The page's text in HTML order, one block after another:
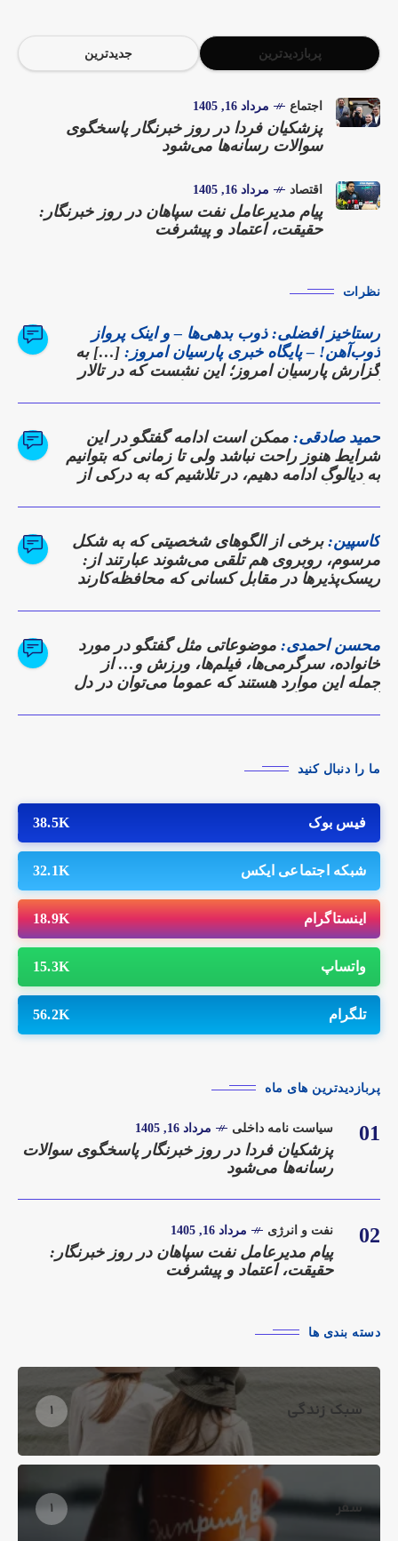
پربازدیدترین جدیدترین
اجتماع مرداد 16, 1405
پزشکیان فردا در روز خبرنگار پاسخگوی
سوالات رسانه‌ها می‌شود
اقتصاد مرداد 16, 1405
پیام مدیرعامل نفت سپاهان در روز خبرنگار:
حقیقت، اعتماد و پیشرفت
نظرات
رستاخیز افضلی: ذوب بدهی‌ها – و اینک پرواز
ذوب‌آهن! – پایگاه خبری پارسیان امروز: […] به
گزارش پارسیان امروز؛ این نشست که در تالار
دستاوردها بود، بلکه وعده‌ای برای بازگشت
ذوب‌آهن به روزهای اوج تولید و سودآوری به
شمار می‌رفت. […]
حمید صادقی: ممکن است ادامه گفتگو در این
شرایط هنوز راحت نباشد ولی تا زمانی که بتوانیم
به دیالوگ ادامه دهیم، در تلاشیم که به درکی از
کاسپین:برخی از الگوهای شخصیتی که به شکل
مرسوم، روبروی هم تلقی می‌شوند عبارتند از:
ریسک‌پذیرها در مقابل کسانی که محافظه‌کارند
محسن احمدی: موضوعاتی مثل گفتگو در مورد
خانواده، سرگرمی‌ها، فیلم‌ها، ورزش و… از
جمله این موارد هستند که عموما می‌توان در دل
ما را دنبال کنید
فیس بوک 38.5K
شبکه اجتماعی ایکس 32.1K
اینستاگرام 18.9K
واتساپ 15.3K
تلگرام 56.2K
پربازدیدترین های ماه
01 سیاست نامه داخلی مرداد 16, 1405
پزشکیان فردا در روز خبرنگار پاسخگوی سوالات
رسانه‌ها می‌شود
02 نفت و انرژی مرداد 16, 1405
پیام مدیرعامل نفت سپاهان در روز خبرنگار:
حقیقت، اعتماد و پیشرفت
دسته بندی ها
سبک زندگی 1
سفر 1